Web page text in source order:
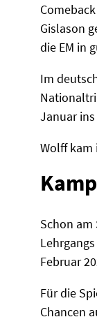
Gislason
die EM in
Im
Januar
Wolff kam
Schon am
Februar
Für die
Chancen